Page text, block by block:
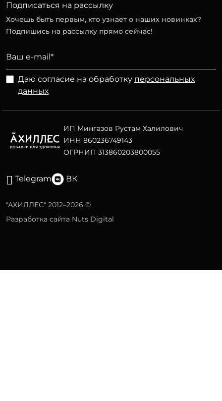
Подписаться на рассылку
Хочешь быть первым, кто узнает о наших новинках?
Подпишись на рассылку прямо сейчас!
Даю согласие на обработку персональных
данных
ИП Мингазов Рустам Халилович
ИНН 860236749143
ОГРНИП 313860203800055
Telegram ВК
"АХИЛЛЕС" 2012–2026 ©
Разработка сайта Nuts Digital